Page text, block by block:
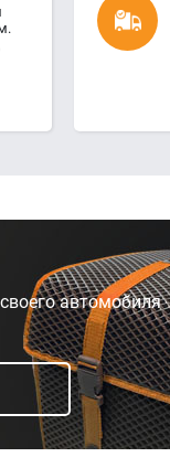
автомобиля